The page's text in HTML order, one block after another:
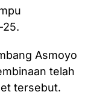
25.
Asmoyo
telah
tersebut.